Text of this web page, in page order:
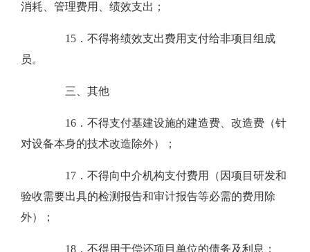
消耗、管理费用、绩效支出；
15．不得将绩效支出费用支付给非项目组成
员。
三、其他
16．不得支付基建设施的建造费、改造费（针
对设备本身的技术改造除外）；
17．不得向中介机构支付费用（因项目研发和
验收需要出具的检测报告和审计报告等必需的费用除
外）；
18．不得用于偿还项目单位的债务及利息；